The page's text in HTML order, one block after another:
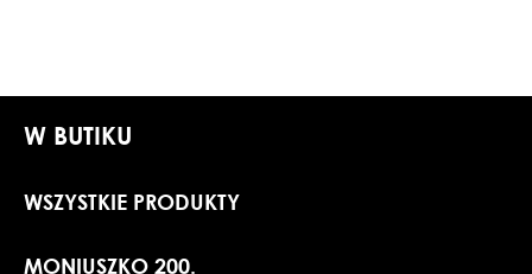
W BUTIKU
WSZYSTKIE PRODUKTY
MONIUSZKO 200.